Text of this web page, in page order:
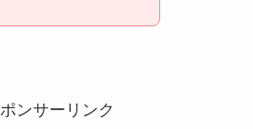
ンサーリンク